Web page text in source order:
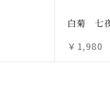
白菊 七
￥1,980